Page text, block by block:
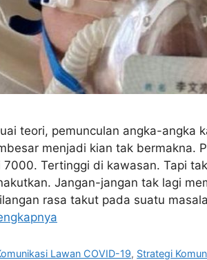
teori, pemunculan angka-angka
menjadi kian tak bermakna.
7000. Tertinggi di kawasan. Tapi
Jangan-jangan tak lagi
rasa takut pada suatu
Lawan COVID-19, Strategi